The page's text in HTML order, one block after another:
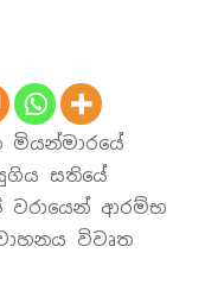
මියන්මාරයේ
සතියේ
වරායෙන් ආරම්භ
විවෘත